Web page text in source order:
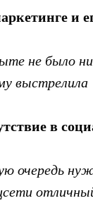
и
не было
выстрелила
в
очередь